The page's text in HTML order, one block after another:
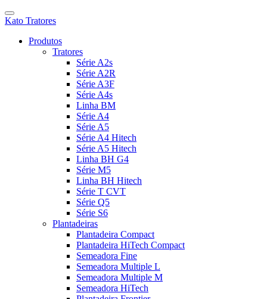
Kato Tratores
Produtos
Tratores
Série A2s
Série A2R
Série A3F
Série A4s
Linha BM
Série A4
Série A5
Série A4 Hitech
Série A5 Hitech
Linha BH G4
Série M5
Linha BH Hitech
Série T CVT
Série Q5
Série S6
Plantadeiras
Plantadeira Compact
Plantadeira HiTech Compact
Semeadora Fine
Semeadora Multiple L
Semeadora Multiple M
Semeadora HiTech